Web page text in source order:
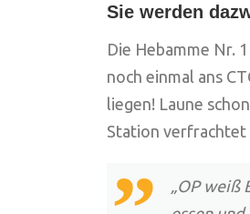
Sie werden
Die Hebamme Nr.
noch einmal ans
liegen! Laune
Station verfrachtet
„OP